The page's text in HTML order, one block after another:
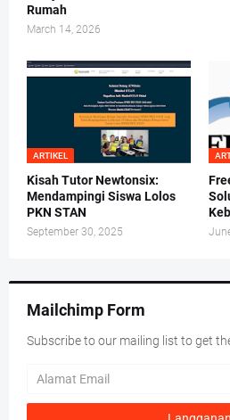
Rumah
March 14, 2026
ARTIKEL
Kisah Tutor Newtonsix:
Mendampingi Siswa Lolos
PKN STAN
September 30, 2025
Mailchimp Form
Subscribe to our mailing list to get